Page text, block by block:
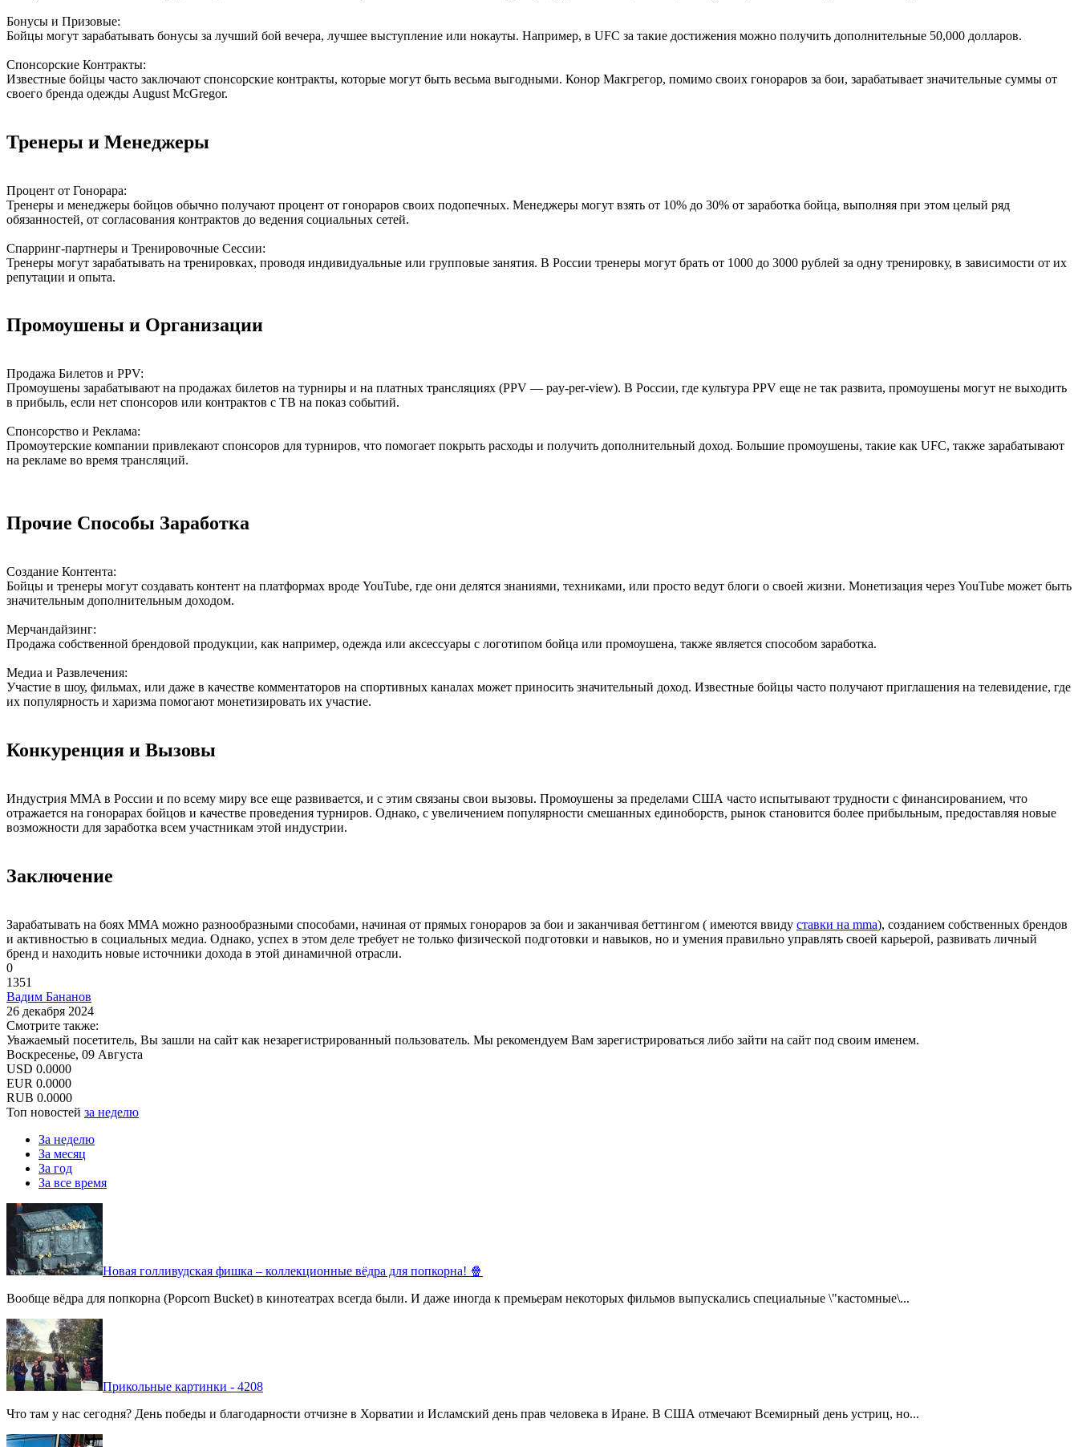
Бонусы и Призовые:
Бойцы могут зарабатывать бонусы за лучший бой вечера, лучшее выступление или нокауты. Например, в UFC за такие достижения можно получить дополнительные 50,000 долларов.
Спонсорские Контракты:
Известные бойцы часто заключают спонсорские контракты, которые могут быть весьма выгодными. Конор Макгрегор, помимо своих гонораров за бои, зарабатывает значительные суммы от
своего бренда одежды August McGregor.
Тренеры и Менеджеры
Процент от Гонорара:
Тренеры и менеджеры бойцов обычно получают процент от гонораров своих подопечных. Менеджеры могут взять от 10% до 30% от заработка бойца, выполняя при этом целый ряд
обязанностей, от согласования контрактов до ведения социальных сетей.
Спарринг-партнеры и Тренировочные Сессии:
Тренеры могут зарабатывать на тренировках, проводя индивидуальные или групповые занятия. В России тренеры могут брать от 1000 до 3000 рублей за одну тренировку, в зависимости от их
репутации и опыта.
Промоушены и Организации
Продажа Билетов и PPV:
Промоушены зарабатывают на продажах билетов на турниры и на платных трансляциях (PPV — pay-per-view). В России, где культура PPV еще не так развита, промоушены могут не выходить
в прибыль, если нет спонсоров или контрактов с ТВ на показ событий.
Спонсорство и Реклама:
Промоутерские компании привлекают спонсоров для турниров, что помогает покрыть расходы и получить дополнительный доход. Большие промоушены, такие как UFC, также зарабатывают
на рекламе во время трансляций.
Прочие Способы Заработка
Создание Контента:
Бойцы и тренеры могут создавать контент на платформах вроде YouTube, где они делятся знаниями, техниками, или просто ведут блоги о своей жизни. Монетизация через YouTube может быть
значительным дополнительным доходом.
Мерчандайзинг:
Продажа собственной брендовой продукции, как например, одежда или аксессуары с логотипом бойца или промоушена, также является способом заработка.
Медиа и Развлечения:
Участие в шоу, фильмах, или даже в качестве комментаторов на спортивных каналах может приносить значительный доход. Известные бойцы часто получают приглашения на телевидение, где
их популярность и харизма помогают монетизировать их участие.
Конкуренция и Вызовы
Индустрия MMA в России и по всему миру все еще развивается, и с этим связаны свои вызовы. Промоушены за пределами США часто испытывают трудности с финансированием, что
отражается на гонорарах бойцов и качестве проведения турниров. Однако, с увеличением популярности смешанных единоборств, рынок становится более прибыльным, предоставляя новые
возможности для заработка всем участникам этой индустрии.
Заключение
Зарабатывать на боях MMA можно разнообразными способами, начиная от прямых гонораров за бои и заканчивая беттингом ( имеются ввиду ставки на mma), созданием собственных брендов
и активностью в социальных медиа. Однако, успех в этом деле требует не только физической подготовки и навыков, но и умения правильно управлять своей карьерой, развивать личный
бренд и находить новые источники дохода в этой динамичной отрасли.
0
1351
Вадим Бананов
26 декабря 2024
Смотрите также:
Уважаемый посетитель, Вы зашли на сайт как незарегистрированный пользователь. Мы рекомендуем Вам зарегистрироваться либо зайти на сайт под своим именем.
Воскресенье, 09 Августа
USD 0.0000
EUR 0.0000
RUB 0.0000
Топ новостей за неделю
За неделю
За месяц
За год
За все время
Новая голливудская фишка – коллекционные вёдра для попкорна! 🍿
Вообще вёдра для попкорна (Popcorn Bucket) в кинотеатрах всегда были. И даже иногда к премьерам некоторых фильмов выпускались специальные \"кастомные\...
Прикольные картинки - 4208
Что там у нас сегодня? День победы и благодарности отчизне в Хорватии и Исламский день прав человека в Иране. В США отмечают Всемирный день устриц, но...